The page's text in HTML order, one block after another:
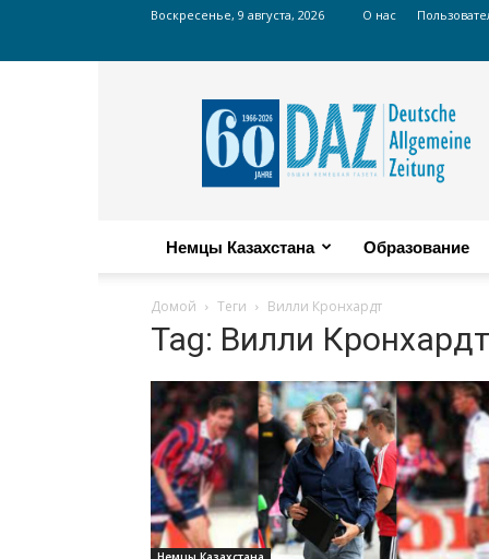
Воскресенье, 9 августа, 2026 О нас
Russian
DAZ
Немцы Казахстана Образование
Домой Теги Вилли Кронхардт
Tag: Вилли Кронхардт